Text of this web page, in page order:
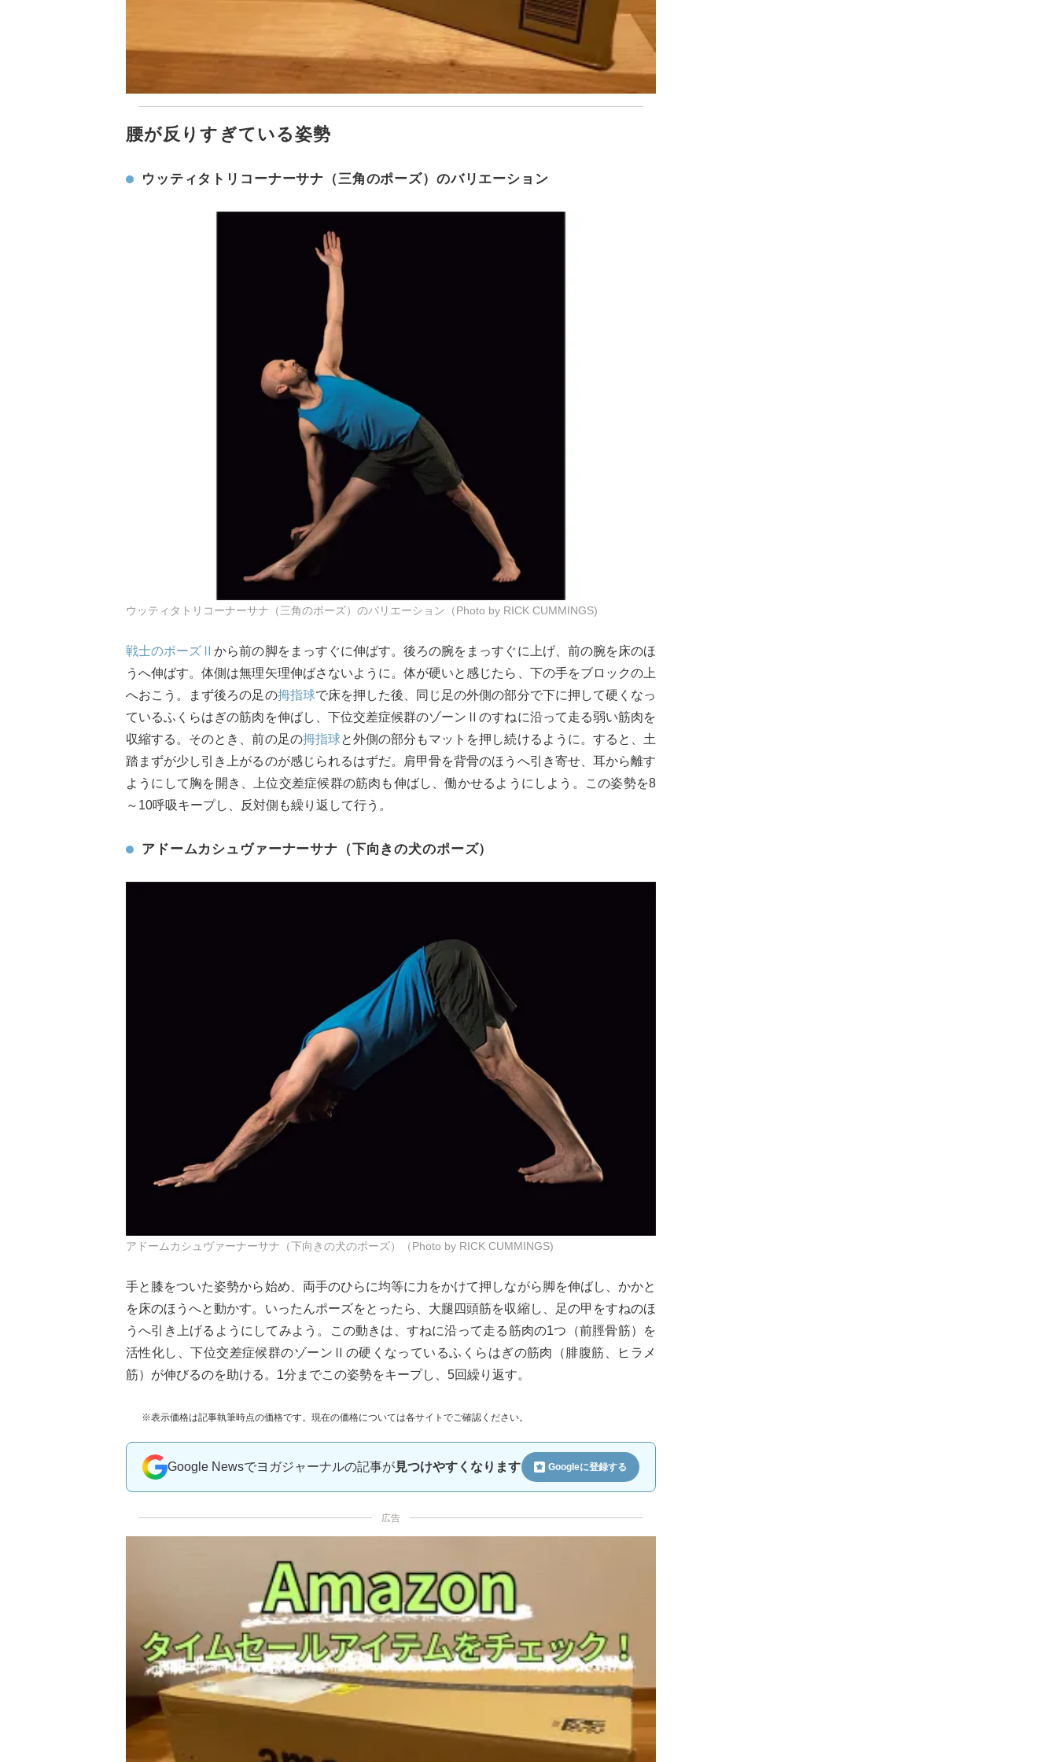
腰が反りすぎている姿勢
ウッティタトリコーナーサナ（三角のポーズ）のバリエーション
ウッティタトリコーナーサナ（三角のポーズ）のバリエーション（Photo by RICK CUMMINGS)
戦士のポーズⅡから前の脚をまっすぐに伸ばす。後ろの腕をまっすぐに上げ、前の腕を床のほ
うへ伸ばす。体側は無理矢理伸ばさないように。体が硬いと感じたら、下の手をブロックの上
へおこう。まず後ろの足の拇指球で床を押した後、同じ足の外側の部分で下に押して硬くなっ
ているふくらはぎの筋肉を伸ばし、下位交差症候群のゾーンⅡのすねに沿って走る弱い筋肉を
収縮する。そのとき、前の足の拇指球と外側の部分もマットを押し続けるように。すると、土
踏まずが少し引き上がるのが感じられるはずだ。肩甲骨を背骨のほうへ引き寄せ、耳から離す
ようにして胸を開き、上位交差症候群の筋肉も伸ばし、働かせるようにしよう。この姿勢を8
～10呼吸キープし、反対側も繰り返して行う。
アドームカシュヴァーナーサナ（下向きの犬のポーズ）
アドームカシュヴァーナーサナ（下向きの犬のポーズ）（Photo by RICK CUMMINGS)
手と膝をついた姿勢から始め、両手のひらに均等に力をかけて押しながら脚を伸ばし、かかと
を床のほうへと動かす。いったんポーズをとったら、大腿四頭筋を収縮し、足の甲をすねのほ
うへ引き上げるようにしてみよう。この動きは、すねに沿って走る筋肉の1つ（前脛骨筋）を
活性化し、下位交差症候群のゾーンⅡの硬くなっているふくらはぎの筋肉（腓腹筋、ヒラメ
筋）が伸びるのを助ける。1分までこの姿勢をキープし、5回繰り返す。
※表示価格は記事執筆時点の価格です。現在の価格については各サイトでご確認ください。
Google Newsでヨガジャーナルの記事が見つけやすくなります Googleに登録する
広告